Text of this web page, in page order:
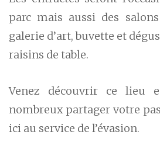
parc mais aussi des
galerie d’art, buvette et
raisins de table.
Venez découvrir ce lieu
nombreux partager votre
ici au service de l’évasion.